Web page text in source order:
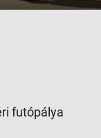
futópálya